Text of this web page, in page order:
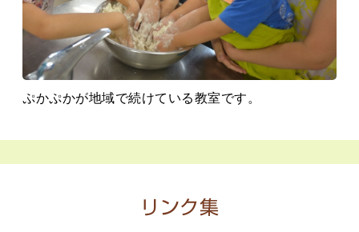
ぷかぷかが地域で続けている教室です。
リンク集